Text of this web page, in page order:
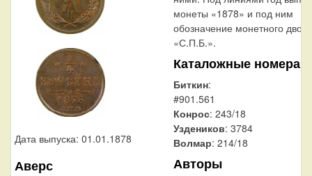
Дата выпуска: 01.01.1878
Аверс
монеты «1878» и под ним
обозначение монетного
«С.П.Б.».
Каталожные номера
Биткин:
#901.561
Конрос: 243/18
Уздеников: 3784
Волмар: 214/18
Авторы